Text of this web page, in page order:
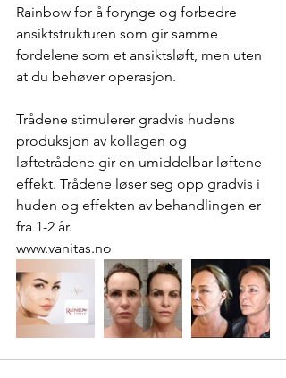
Rainbow for å forynge og forbedre
ansiktstrukturen som gir samme
fordelene som et ansiktsløft, men uten
at du behøver operasjon.
Trådene stimulerer gradvis hudens
produksjon av kollagen og
løftetrådene gir en umiddelbar løftene
effekt. Trådene løser seg opp gradvis i
huden og effekten av behandlingen er
fra 1-2 år.
www.vanitas.no